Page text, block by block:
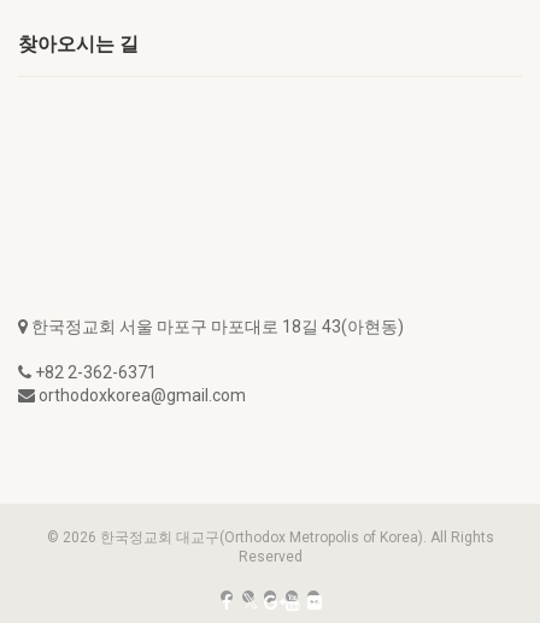
찾아오시는 길
한국정교회 서울 마포구 마포대로 18길 43(아현동)
+82 2-362-6371
orthodoxkorea@gmail.com
© 2026 한국정교회 대교구(Orthodox Metropolis of Korea). All Rights
Reserved